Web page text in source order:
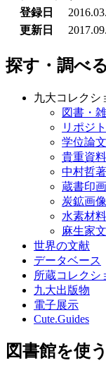
登録日
更新日
探す・調べる
九大コレクシ
図書・
リポジ
学位論文
貴重資
中村哲
蔵書印
炭鉱画像
水素材
麻生家
世界の文献
データベース
所蔵コレクシ
九大出版物
電子展示
Cute.Guides
図書館を使う